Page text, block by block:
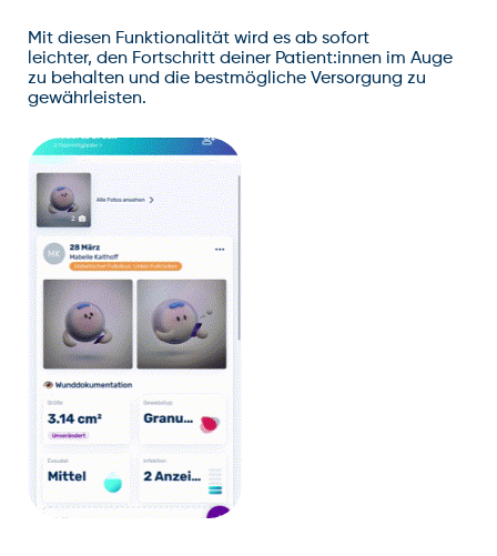
Mit diesen Funktionalität wird es ab sofort
leichter, den Fortschritt deiner Patient:innen im Auge
zu behalten und die bestmögliche Versorgung zu
gewährleisten.